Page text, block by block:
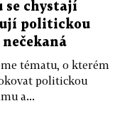
se chystají
politickou
tématu, o kterém
politickou
a...